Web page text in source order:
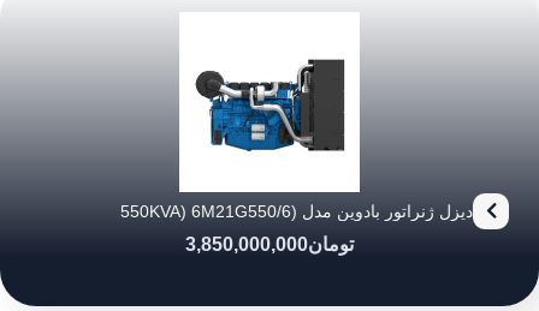
دیزل ژنراتور بادوین مدل (550KVA) 6M21G550/6
تومان3,850,000,000